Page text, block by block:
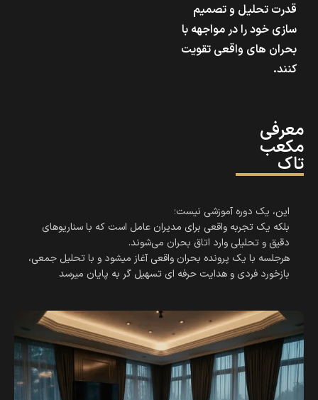
قدرت تحلیل و تصمیم
سازی خود را در مواجهه با
بحران های واقعی تقویت
کنند.
معرفی
مکعب
تاک
این، یک دوره آموزشی نیست؛
بلکه یک تجربه واقعی برای مدیران عامل است که با سناریوهای
دقیق و تحلیلی وارد اتاق بحران می‌شوند.
هرجلسه با یک پرونده بحران واقعی آغاز میشود و با تحلیل جمعی،
بازخورد فردی و هدایت حرفه ای تسهیل گر به پایان میرسد